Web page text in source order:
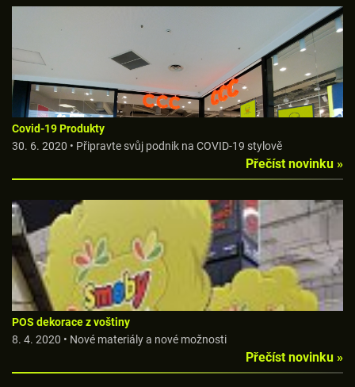
Covid-19 Produkty
30. 6. 2020 • Připravte svůj podnik na COVID-19 stylově
Přečíst novinku »
POS dekorace z voštiny
8. 4. 2020 • Nové materiály a nové možnosti
Přečíst novinku »